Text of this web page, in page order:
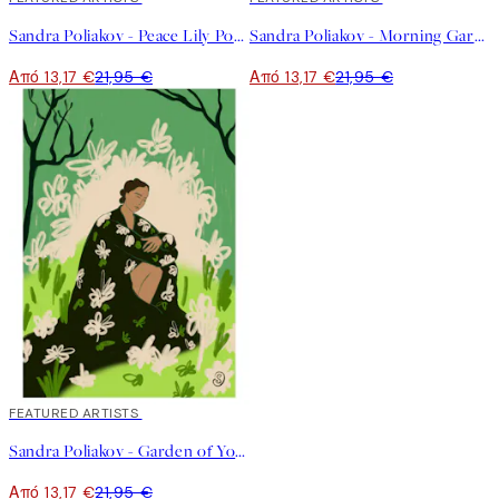
Sandra Poliakov - Peace Lily Poster
Από 13,17 €21,95 €
Sandra Poliakov - Morning Garden Poster
Από 13,17 €21,95 €
40%*
FEATURED ARTISTS
Sandra Poliakov - Garden of You Poster
Από 13,17 €21,95 €